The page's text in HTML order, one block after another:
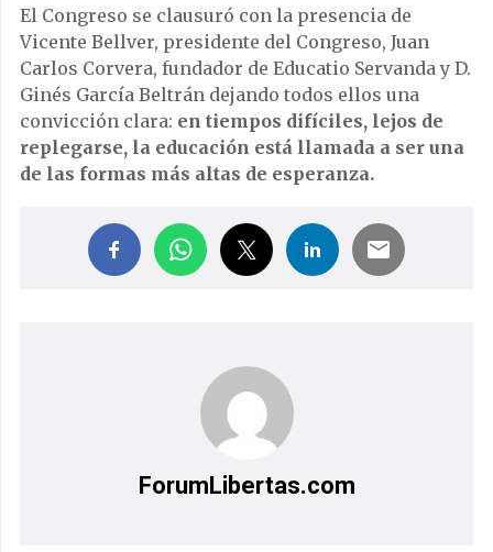
El Congreso se clausuró con la presencia de
Vicente Bellver, presidente del Congreso, Juan
Carlos Corvera, fundador de Educatio Servanda y D.
Ginés García Beltrán dejando todos ellos una
convicción clara: en tiempos difíciles, lejos de
replegarse, la educación está llamada a ser una
de las formas más altas de esperanza.
ForumLibertas.com